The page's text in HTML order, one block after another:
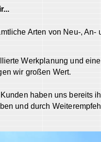
Arten von Neu-,
Werkplanung und
wir großen Wert.
haben uns bereits
und durch